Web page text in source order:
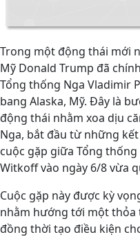
Trong một động thái mới
Mỹ Donald Trump đã
Tổng thống Nga Vladimir
bang Alaska, Mỹ. Đây là
động thái nhằm xoa dịu
Nga, bắt đầu từ những
cuộc gặp giữa Tổng
Witkoff vào ngày 6/8 vừa
Cuộc gặp này được kỳ
nhằm hướng tới một thỏa
đồng thời tạo điều kiện